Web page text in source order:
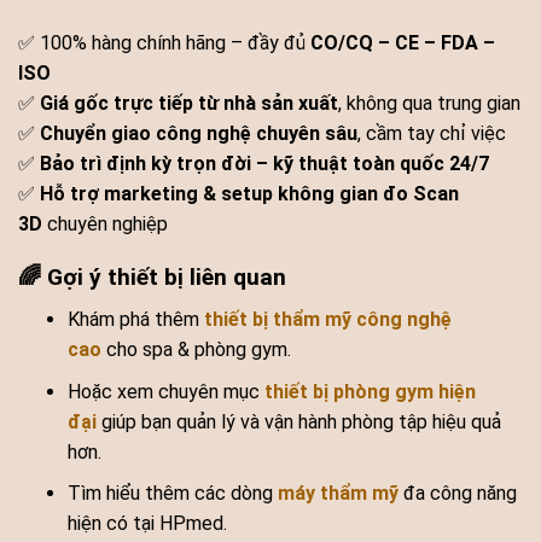
✅ 100% hàng chính hãng – đầy đủ CO/CQ – CE – FDA –
ISO
✅ Giá gốc trực tiếp từ nhà sản xuất, không qua trung gian
✅ Chuyển giao công nghệ chuyên sâu, cầm tay chỉ việc
✅ Bảo trì định kỳ trọn đời – kỹ thuật toàn quốc 24/7
✅ Hỗ trợ marketing & setup không gian đo Scan
3D chuyên nghiệp
🌈 Gợi ý thiết bị liên quan
Khám phá thêm thiết bị thẩm mỹ công nghệ
cao cho spa & phòng gym.
Hoặc xem chuyên mục thiết bị phòng gym hiện
đạigiúp bạn quản lý và vận hành phòng tập hiệu quả
hơn.
Tìm hiểu thêm các dòng máy thẩm mỹđa công năng
hiện có tại HPmed.